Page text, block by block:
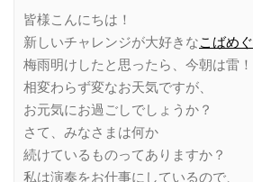
皆様こんにちは！
新しいチャレンジが大好きなこばめぐ
梅雨明けしたと思ったら、今朝は雷！
相変わらず変なお天気ですが、
お元気にお過ごしでしょうか？
さて、みなさまは何か
続けているものってありますか？
私は演奏をお仕事にしているので、